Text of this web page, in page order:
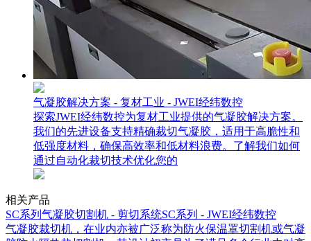
气凝胶解决方案 - 复材工业 - JWEI经纬数控
探索JWEI经纬数控为复材工业提供的气凝胶解决方案。
我们的先进设备支持精确裁切气凝胶，适用于高脆性和
低强度材料，确保高效率和低材料浪费。了解我们如何
通过自动化裁切技术优化您的
相关产品
SC系列气凝胶切割机 - 剪切系统SC系列 - JWEI经纬数控
气凝胶裁切机，在业内亦被广泛称为防火保温罩切割机或气凝